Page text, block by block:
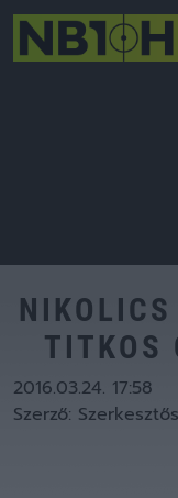
TITKOS
2016.03.24. 17:58
Szerző: